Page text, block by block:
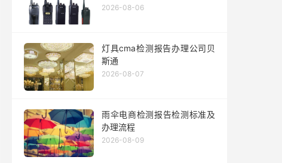
2026-08-06
灯具cma检测报告办理公司贝
斯通
2026-08-07
雨伞电商检测报告检测标准及
办理流程
2026-08-09